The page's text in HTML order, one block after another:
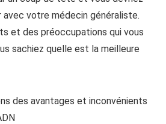
votre médecin généraliste.
et des préoccupations qui vous
sachiez quelle est la meilleure
des avantages et inconvénients